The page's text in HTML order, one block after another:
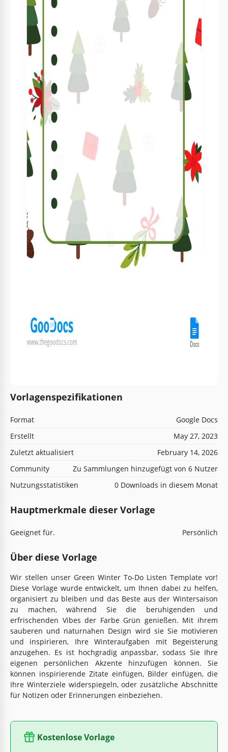
Vorlagenspezifikationen
Format
Google Docs
Erstellt
May 27, 2023
Zuletzt aktualisiert
February 14, 2026
Community
Zu Sammlungen hinzugefügt von 6 Nutzer
Nutzungsstatistiken
0 Downloads in diesem Monat
Hauptmerkmale dieser Vorlage
Geeignet für. Persönlich
Über diese Vorlage
Wir stellen unser Green Winter To-Do Listen Template vor!
Diese Vorlage wurde entwickelt, um Ihnen dabei zu helfen,
organisiert zu bleiben und das Beste aus der Wintersaison
zu machen, während Sie die beruhigenden und
erfrischenden Vibes der Farbe Grün genießen. Mit ihrem
sauberen und naturnahen Design wird sie Sie motivieren
und inspirieren, Ihre Winteraufgaben mit Begeisterung
anzugehen. Es ist hochgradig anpassbar, sodass Sie Ihre
eigenen persönlichen Akzente hinzufügen können. Sie
können inspirierende Zitate einfügen, Bilder einfügen, die
Ihre Winterziele widerspiegeln, oder zusätzliche Abschnitte
für Notizen oder Erinnerungen einbeziehen.
Kostenlose Vorlage